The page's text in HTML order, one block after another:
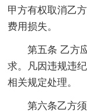
甲方有权取消乙
费用损失。
第五条 乙方
求。凡因违规违
相关规定处理。
第六条乙方